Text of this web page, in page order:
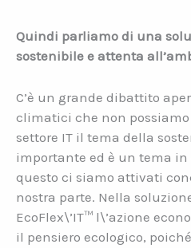
Quindi parliamo di una
sostenibile e attenta
C’è un grande dibattito
climatici che non
settore IT il tema della
importante ed è un tema
questo ci siamo attivati
nostra parte. Nella
EcoFlex\’IT™ l\’azione
il pensiero ecologico,